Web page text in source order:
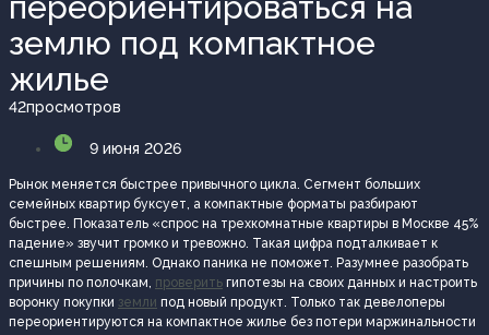
землю под компактное
жилье
просмотров
42
9 июня 2026
Рынок меняется быстрее привычного цикла. Сегмент больших
семейных квартир буксует, а компактные форматы разбирают
быстрее. Показатель «спрос на трехкомнатные квартиры в Москве 45%
падение» звучит громко и тревожно. Такая цифра подталкивает к
спешным решениям. Однако паника не поможет. Разумнее разобрать
причины по полочкам, проверить гипотезы на своих данных и настроить
воронку покупки земли под новый продукт. Только так девелоперы
переориентируются на компактное жилье без потери маржинальности